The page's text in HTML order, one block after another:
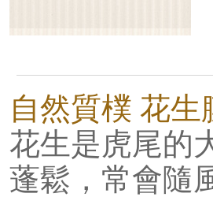
自然質樸 花生
花生是虎尾的
蓬鬆，常會隨